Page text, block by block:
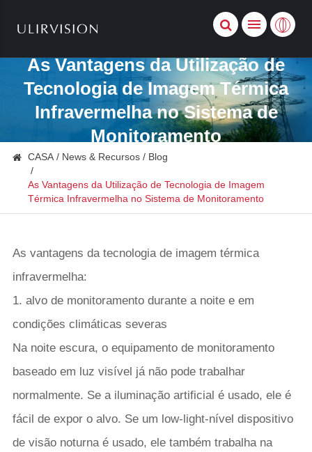
As Vantagens da Utilização de
Tecnologia de Imagem Térmica
Infravermelha no Sistema de
Monitoramento
CASA News & Recursos Blog
As Vantagens da Utilização de Tecnologia de Imagem
Térmica Infravermelha no Sistema de Monitoramento
As vantagens da tecnologia de imagem térmica
infravermelha:
1. alvo de monitoramento durante a noite e em
condições climáticas severas
Na noite escura, o equipamento de monitoramento
baseado em luz visível já não pode trabalhar
normalmente. Se a iluminação artificial é usado, ele é
fácil de expor o alvo. Se um low-light-nível dispositivo
de visão noturna é usado, ele também trabalha na